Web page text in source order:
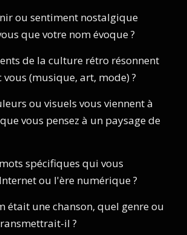
ou sentiment nostalgique
que votre nom évoque ?
de la culture rétro résonnent
vous (musique, art, mode) ?
ou visuels vous viennent à
vous pensez à un paysage de
spécifiques qui vous
ou l'ère numérique ?
était une chanson, quel genre ou
il ?